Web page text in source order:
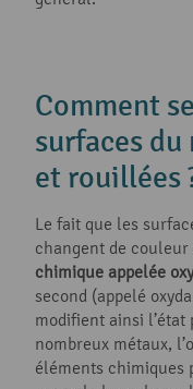
Comment
surfaces
et rouillées
Le fait que les
changent de
chimique appelée
second (appelé
modifient ainsi
nombreux métaux,
éléments chimiques